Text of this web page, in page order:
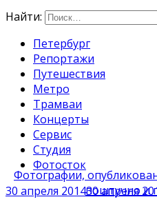
Найти:
Петербург
Репортажи
Путешествия
Метро
Трамваи
Концерты
Сервис
Студия
Фотосток
30 апреля 201430 апреля
Фотографии,
поштучно и